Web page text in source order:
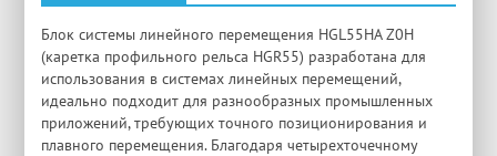
Блок системы линейного перемещения HGL55HA Z0H
(каретка профильного рельса HGR55) разработана для
использования в системах линейных перемещений,
идеально подходит для разнообразных промышленных
приложений, требующих точного позиционирования и
плавного перемещения. Благодаря четырехточечному